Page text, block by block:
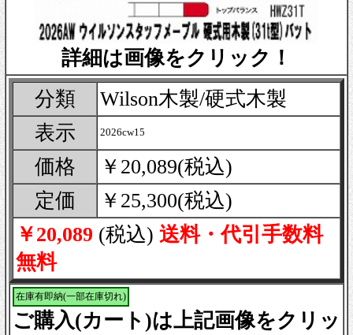
詳細は画像をクリック！
分類
Wilson木製/硬式木製
表示
2026cw15
価格
￥20,089(税込)
定価
￥25,300(税込)
￥20,089 (税込) 送料・代引手数料
無料
在庫有即納(一部在庫切れ)
ご購入(カート)は上記画像をクリッ